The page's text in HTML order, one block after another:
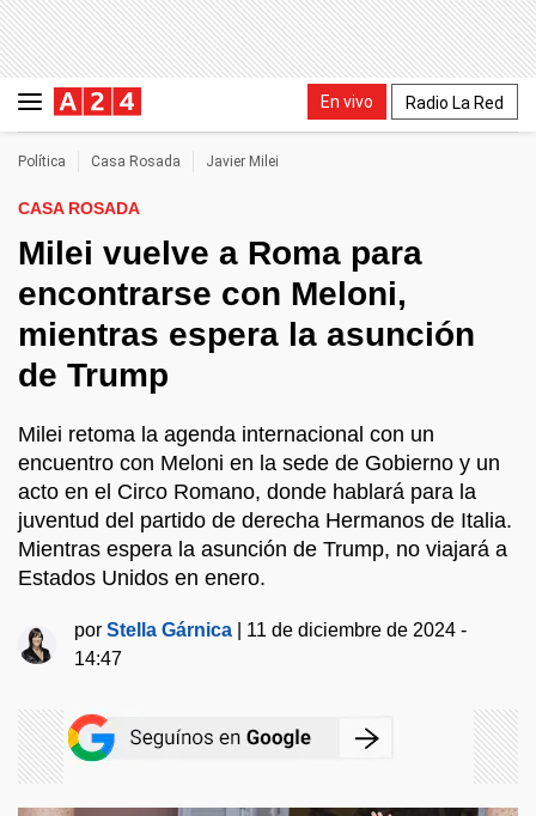
En vivo Radio La Red
Política Casa Rosada Javier Milei
CASA ROSADA
Milei vuelve a Roma para
encontrarse con Meloni,
mientras espera la asunción
de Trump
Milei retoma la agenda internacional con un
encuentro con Meloni en la sede de Gobierno y un
acto en el Circo Romano, donde hablará para la
juventud del partido de derecha Hermanos de Italia.
Mientras espera la asunción de Trump, no viajará a
Estados Unidos en enero.
porStella Gárnica
11 de diciembre de 2024 -
14:47